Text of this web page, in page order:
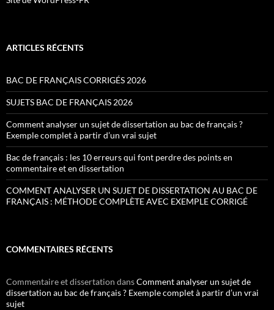
ARTICLES RÉCENTS
BAC DE FRANÇAIS CORRIGÉS 2026
SUJETS BAC DE FRANÇAIS 2026
Comment analyser un sujet de dissertation au bac de français ?
Exemple complet à partir d’un vrai sujet
Bac de français : les 10 erreurs qui font perdre des points en
commentaire et en dissertation
COMMENT ANALYSER UN SUJET DE DISSERTATION AU BAC DE
FRANÇAIS : MÉTHODE COMPLÈTE AVEC EXEMPLE CORRIGÉ
COMMENTAIRES RÉCENTS
Commentaire et dissertation dansComment analyser un sujet de
dissertation au bac de français ? Exemple complet à partir d’un vrai
sujet